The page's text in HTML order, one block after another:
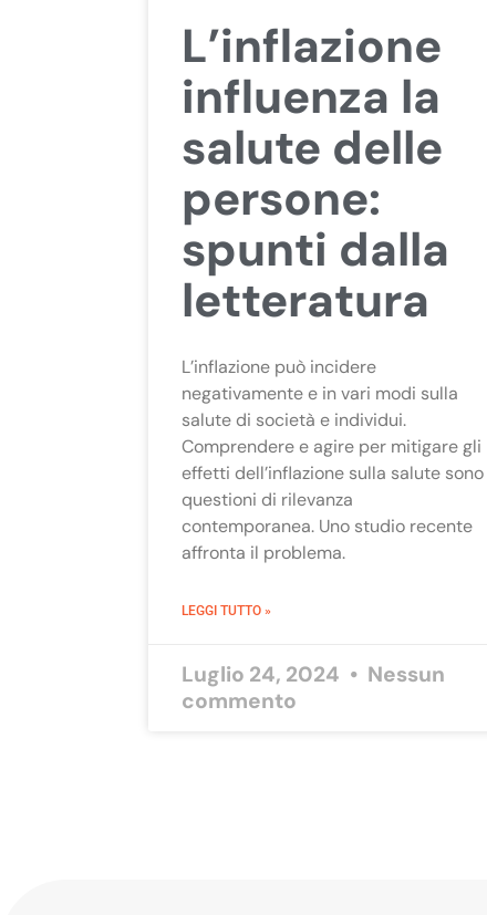
L’inflazione
influenza la
salute delle
persone:
spunti dalla
letteratura
L’inflazione può incidere
negativamente e in vari modi sulla
salute di società e individui.
Comprendere e agire per mitigare gli
effetti dell’inflazione sulla salute sono
questioni di rilevanza
contemporanea. Uno studio recente
affronta il problema.
LEGGI TUTTO »
Luglio 24, 2024
Nessun
commento